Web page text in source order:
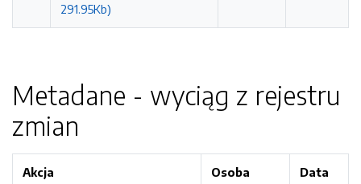
291.95Kb)
Metadane - wyciąg z rejestru
zmian
Akcja Osoba Data